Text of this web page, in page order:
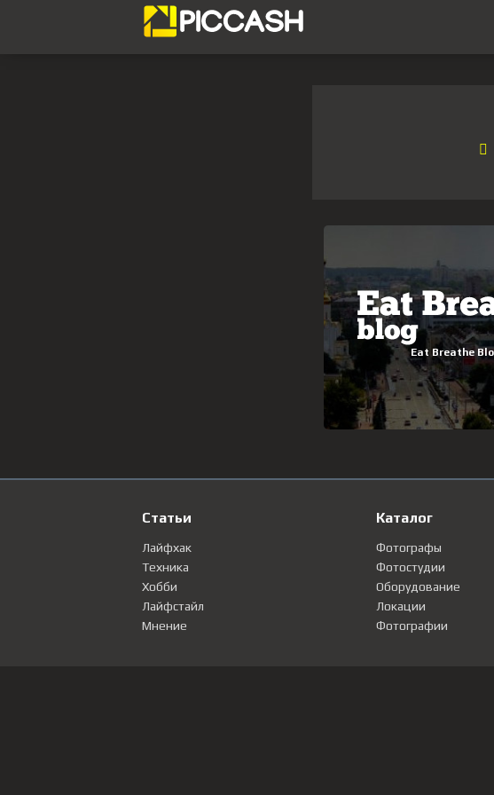
Статьи
Лайфхак
Техника
Хобби
Лайфстайл
Мнение
Каталог
Фотографы
Фотостудии
Оборудование
Локации
Фотографии